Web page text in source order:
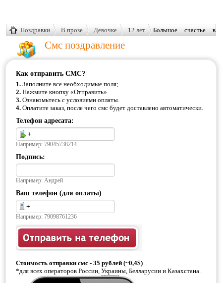
Поздравки В прозе Девочке 12 лет
Большое счастье в
моя доченька!
Смс поздравление
Как отправить СМС?
1. Заполните все необходимые поля;
2. Нажмите кнопку «Отправить».
3. Ознакомьтесь с условиями оплаты.
4. Оплатите заказ, после чего смс будет доставлено автоматически.
Телефон адресата:
Например: 79045738214
Подпись:
Например: Андрей
Ваш телефон (для оплаты)
Например: 79098761236
Стоимость отправки смс - 35 рублей (~0,4$)
*для всех операторов России, Украины, Белларусии и Казахстана.